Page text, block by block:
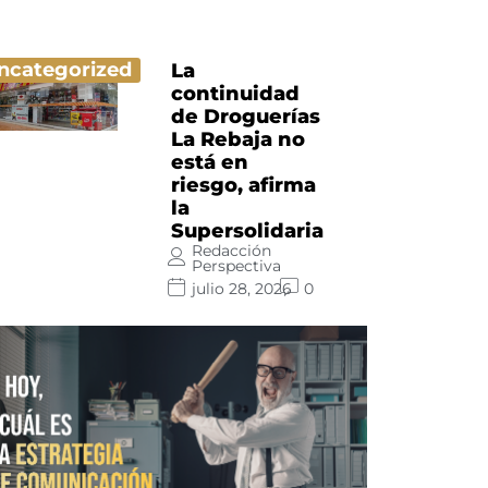
La
continuidad
de Droguerías
La Rebaja no
está en
riesgo, afirma
la
Supersolidaria
Redacción
Perspectiva
julio 28, 2026
0